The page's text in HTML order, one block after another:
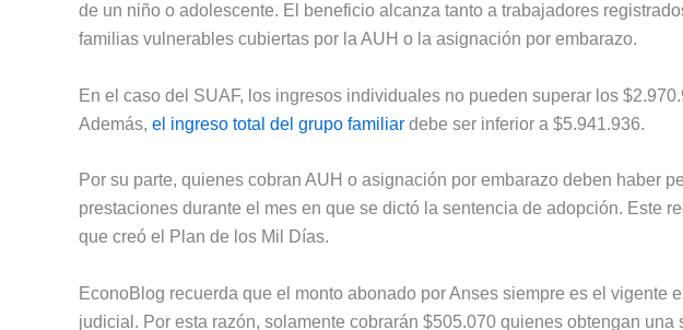
de un niño o adolescente. El beneficio alcanza tanto a trabajadores
familias vulnerables cubiertas por la AUH o la asignación por embarazo.
En el caso del SUAF, los ingresos individuales no pueden superar los
Además, el ingreso total del grupo familiar debe ser inferior a $5.941.936.
Por su parte, quienes cobran AUH o asignación por embarazo deben haber
prestaciones durante el mes en que se dictó la sentencia de adopción. Este
que creó el Plan de los Mil Días.
EconoBlog recuerda que el monto abonado por Anses siempre es el vigente
judicial. Por esta razón, solamente cobrarán $505.070 quienes obtengan una